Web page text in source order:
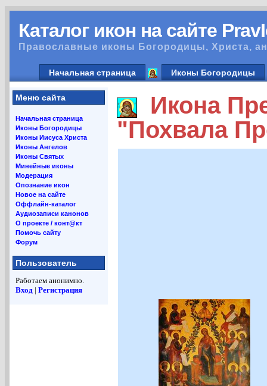
Каталог икон на сайте
Православные иконы Богородицы, Христа,
Начальная страница Иконы Богородицы
Меню сайта
Начальная страница
Иконы Богородицы
Иконы Иисуса Христа
Иконы Ангелов
Иконы Святых
Минейные иконы
Модерация
Опознание икон
Новое на сайте
Оффлайн-каталог
Аудиозаписи канонов
О проекте / конт@кт
Помочь сайту
Форум
Пользователь
Работаем анонимно.
Вход | Регистрация
Икона
"Похвала